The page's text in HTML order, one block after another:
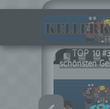
TOP 10
schönsten